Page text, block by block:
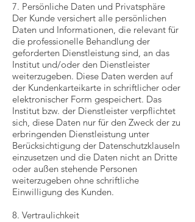
7. Persönliche Daten und Privatsphäre
Der Kunde versichert alle persönlichen
Daten und Informationen, die relevant für
die professionelle Behandlung der
geforderten Dienstleistung sind, an das
Institut und/oder den Dienstleister
weiterzugeben. Diese Daten werden auf
der Kundenkarteikarte in schriftlicher oder
elektronischer Form gespeichert. Das
Institut bzw. der Dienstleister verpflichtet
sich, diese Daten nur für den Zweck der zu
erbringenden Dienstleistung unter
Berücksichtigung der Datenschutzklauseln
einzusetzen und die Daten nicht an Dritte
oder außen stehende Personen
weiterzugeben ohne schriftliche
Einwilligung des Kunden.
8. Vertraulichkeit